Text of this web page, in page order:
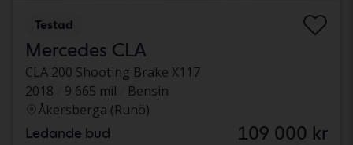
Testad
Mercedes CLA
CLA 200 Shooting Brake X117
2018
9 665 mil
Bensin
Åkersberga (Runö)
Ledande bud 109 000 kr